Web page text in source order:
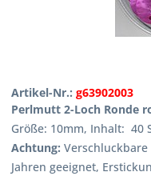
Artikel-Nr.:g63902003
Perlmutt 2-Loch Ronde
Größe: 10mm, Inhalt: 40
Achtung:
Jahren geeignet,